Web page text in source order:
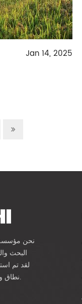
Jan 14, 2025
نحن
البحث
لقد تم
نطاق واسع في العديد من الصناعات في العالم.